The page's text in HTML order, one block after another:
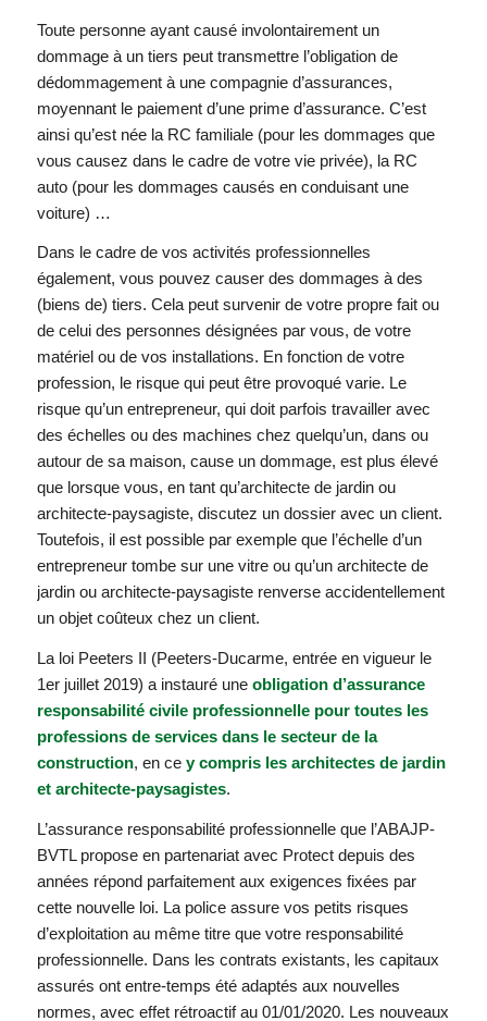
Toute personne ayant causé involontairement un
dommage à un tiers peut transmettre l’obligation de
dédommagement à une compagnie d’assurances,
moyennant le paiement d’une prime d’assurance. C’est
ainsi qu’est née la RC familiale (pour les dommages que
vous causez dans le cadre de votre vie privée), la RC
auto (pour les dommages causés en conduisant une
voiture) …
Dans le cadre de vos activités professionnelles
également, vous pouvez causer des dommages à des
(biens de) tiers. Cela peut survenir de votre propre fait ou
de celui des personnes désignées par vous, de votre
matériel ou de vos installations. En fonction de votre
profession, le risque qui peut être provoqué varie. Le
risque qu’un entrepreneur, qui doit parfois travailler avec
des échelles ou des machines chez quelqu’un, dans ou
autour de sa maison, cause un dommage, est plus élevé
que lorsque vous, en tant qu’architecte de jardin ou
architecte-paysagiste, discutez un dossier avec un client.
Toutefois, il est possible par exemple que l’échelle d’un
entrepreneur tombe sur une vitre ou qu’un architecte de
jardin ou architecte-paysagiste renverse accidentellement
un objet coûteux chez un client.
La loi Peeters II (Peeters-Ducarme, entrée en vigueur le
1er juillet 2019) a instauré une obligation d’assurance
responsabilité civile professionnelle pour toutes les
professions de services dans le secteur de la
construction, en ce y compris les architectes de jardin
et architecte-paysagistes.
L’assurance responsabilité professionnelle que l’ABAJP-
BVTL propose en partenariat avec Protect depuis des
années répond parfaitement aux exigences fixées par
cette nouvelle loi. La police assure vos petits risques
d’exploitation au même titre que votre responsabilité
professionnelle. Dans les contrats existants, les capitaux
assurés ont entre-temps été adaptés aux nouvelles
normes, avec effet rétroactif au 01/01/2020. Les nouveaux